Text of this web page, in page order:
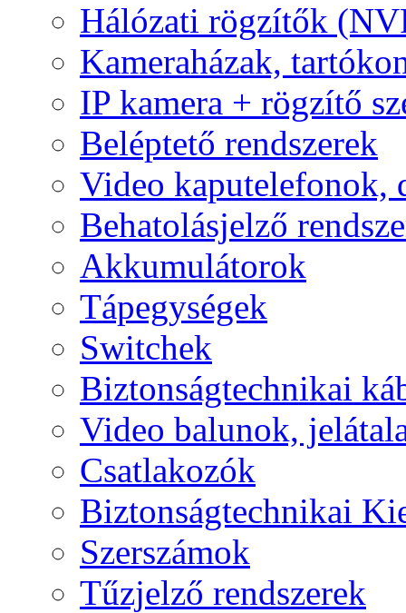
Hálózati rögzítők
Kameraházak,
IP kamera + rögzítő
Beléptető rendszerek
Video kaputelefonok,
Behatolásjelző
Akkumulátorok
Tápegységek
Switchek
Biztonságtechnikai
Video balunok,
Csatlakozók
Biztonságtechnikai
Szerszámok
Tűzjelző rendszerek